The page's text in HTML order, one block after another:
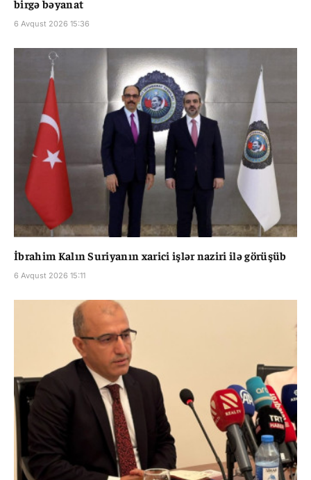
birgə bəyanat
6 Avqust 2026 15:36
İbrahim Kalın Suriyanın xarici işlər naziri ilə görüşüb
6 Avqust 2026 15:11